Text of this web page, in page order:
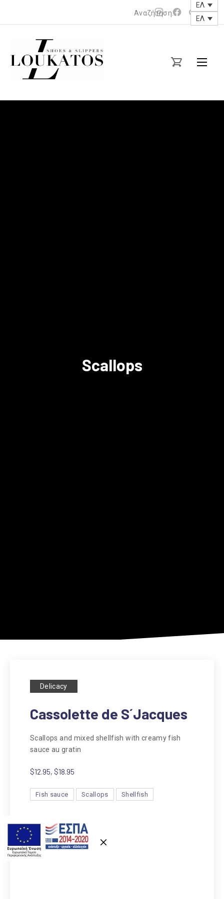
Νέο
παράθυρο
Νέο
παράθυρο
ΕΛ
ΕΛ
loukatos-
shoes.gr
Scallops
Delicacy
Cassolette de S´Jacques
Scallops and mixed shellfish with creamy fish
sauce au gratin
$12.95, $18.95
Fish sauce Scallops Shellfish